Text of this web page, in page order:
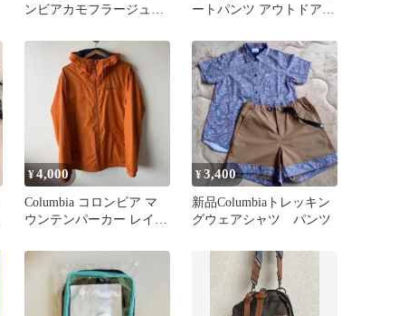
ンビアカモフラージュ柄
ートパンツ アウトドアド
¥4,000
Columbia コロンビア マ
ウンテンパーカー レイン
¥3,400
新品Columbiaトレッキン
グウェアシャツ パンツ